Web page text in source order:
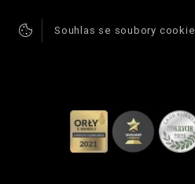
Souhlas se soubory cookie